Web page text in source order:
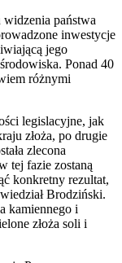
widzenia państwa
inwestycje
jego
Ponad 40
różnymi
legislacyjne, jak
złoża, po drugie
zlecona
tej fazie zostaną
konkretny rezultat,
Brodziński.
kamiennego i
złoża soli i